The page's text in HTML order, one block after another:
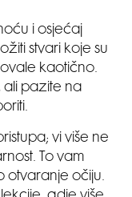
i osjećaj
stvari koje su
kaotično.
ali pazite na
vi više ne
To vam
otvaranje očiju.